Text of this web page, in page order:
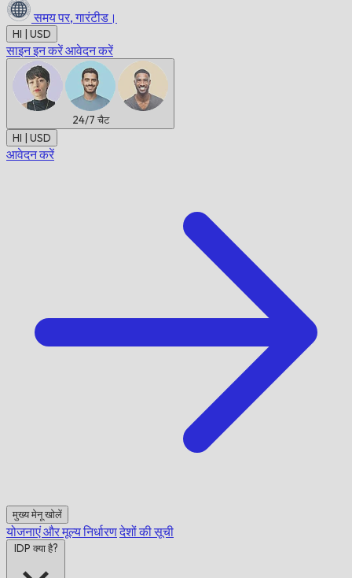
समय पर, गारंटीड।
HI | USD
साइन इन करेंआवेदन करें
24/7 चैट
HI | USD
आवेदन करें
मुख्य मेनू खोलें
योजनाएं और मूल्य निर्धारणदेशों की सूची
IDP क्या है?